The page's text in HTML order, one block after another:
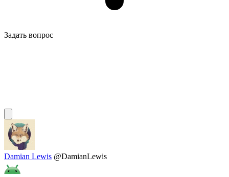
Задать вопрос
Damian Lewis @DamianLewis